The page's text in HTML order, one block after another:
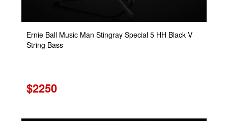
Ernie Ball Music Man Stingray Special 5 HH Black V
String Bass
$2250